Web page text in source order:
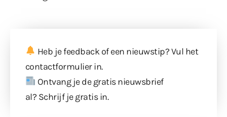
Heb je feedback of een nieuwstip? Vul het
contactformulierin.
Ontvang je de gratis nieuwsbrief
al? Schrijf je gratis in.